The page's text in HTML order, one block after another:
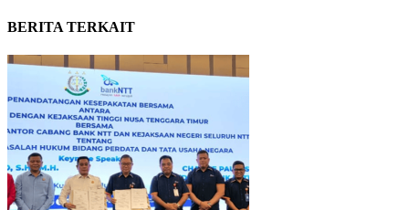
BERITA TERKAIT